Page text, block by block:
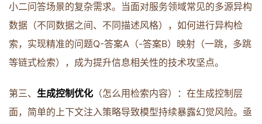
小二问答场景的复杂需求。当面对服务领域常见的多源异构
数据（不同数据之间、不同描述风格），如何进行异构检
索，实现精准的问题Q-答案A（-答案B）映射（一跳，多跳
等链式检索），成为提升信息相关性的技术攻坚点。
第三、 生成控制优化 （怎么用检索内容）：在生成控制层
面，简单的上下文注入策略导致模型持续暴露幻觉风险。亟